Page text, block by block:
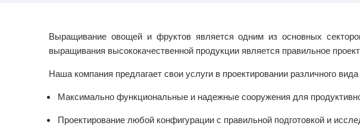
Выращивание овощей и фруктов является одним из основных
выращивания высококачественной продукции является правильное
Наша компания предлагает свои услуги в проектировании различного
Максимально функциональные и надежные сооружения для
Проектирование любой конфигурации с правильной подготовкой и